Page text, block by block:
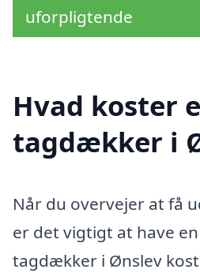
uforpligtende
Hvad koster
tagdækker i
Når du overvejer at få
er det vigtigt at have
tagdækker i Ønslev